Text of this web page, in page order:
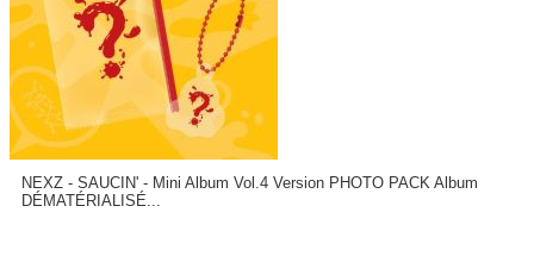
NEXZ - SAUCIN' - Mini Album Vol.4 Version PHOTO PACK Album
DÉMATÉRIALISÉ...